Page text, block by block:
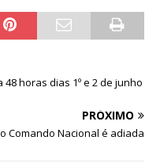
horas dias 1º e 2 de junho
PRÓXIMO
Comando Nacional é adiada